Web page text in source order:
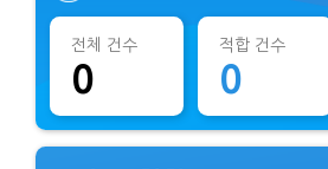
전체 건수
0
적합 건수
0